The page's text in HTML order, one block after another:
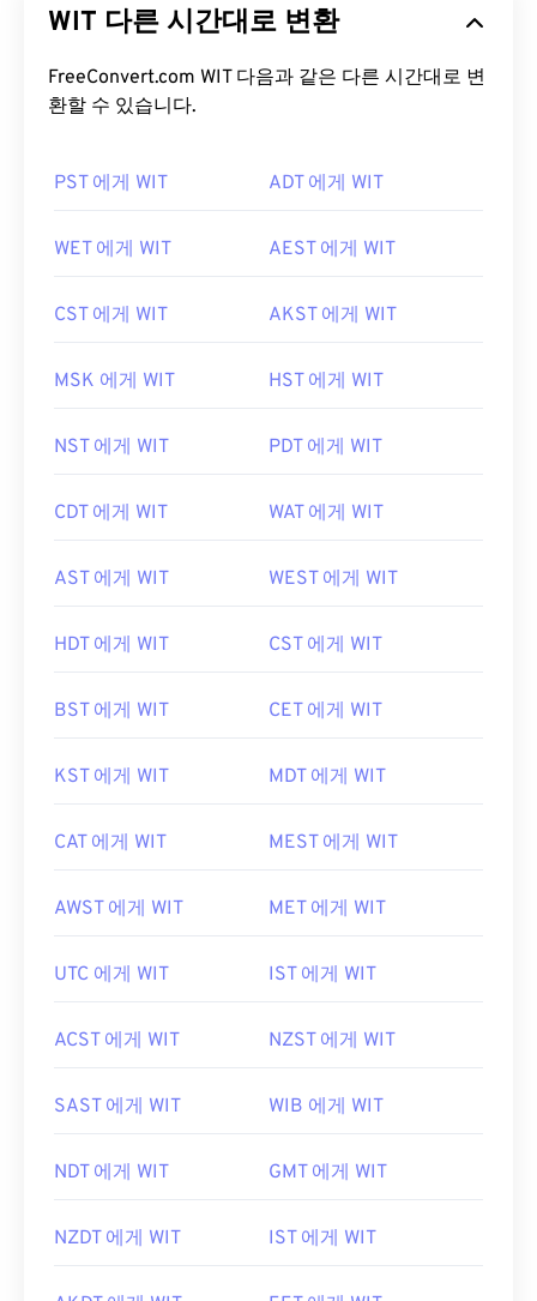
WIT 다른 시간대로 변환
FreeConvert.com WIT 다음과 같은 다른 시간대로 변
환할 수 있습니다.
PST 에게 WIT ADT 에게 WIT
WET 에게 WIT AEST 에게 WIT
CST 에게 WIT AKST 에게 WIT
MSK 에게 WIT HST 에게 WIT
NST 에게 WIT PDT 에게 WIT
CDT 에게 WIT WAT 에게 WIT
AST 에게 WIT WEST 에게 WIT
HDT 에게 WIT CST 에게 WIT
BST 에게 WIT CET 에게 WIT
KST 에게 WIT MDT 에게 WIT
CAT 에게 WIT MEST 에게 WIT
AWST 에게 WIT MET 에게 WIT
UTC 에게 WIT IST 에게 WIT
ACST 에게 WIT NZST 에게 WIT
SAST 에게 WIT WIB 에게 WIT
NDT 에게 WIT GMT 에게 WIT
NZDT 에게 WIT IST 에게 WIT